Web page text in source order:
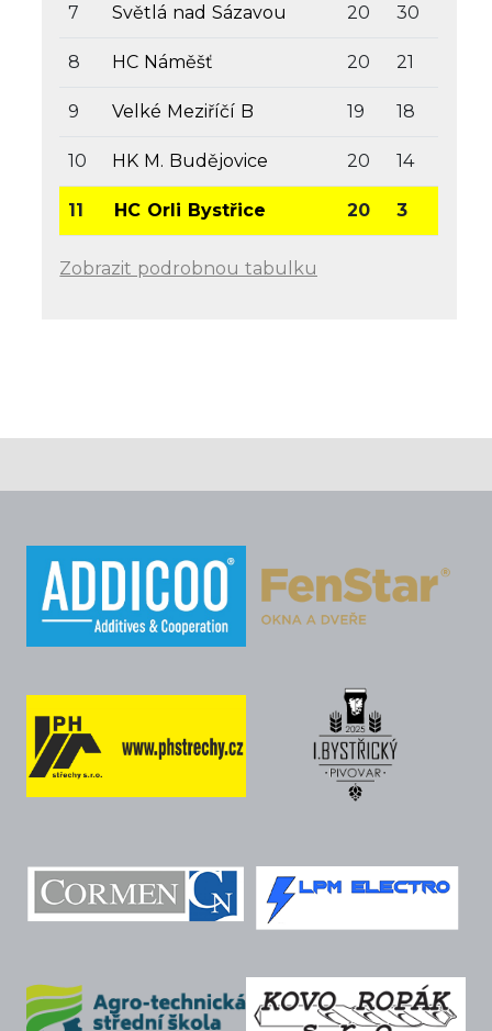
7 Světlá nad Sázavou 20 30
8 HC Náměšť 20 21
9 Velké Meziříčí B 19 18
10 HK M. Budějovice 20 14
11 HC Orli Bystřice 20 3
Zobrazit podrobnou tabulku